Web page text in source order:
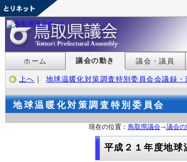
ホーム 議会の動き 議会・議員
上へ ｜ 地球温暖化対策調査特別委員会会議録・
地球温暖化対策調査特別委員会
現在の位置： 鳥取県議会 議会の
平成２１年度地球